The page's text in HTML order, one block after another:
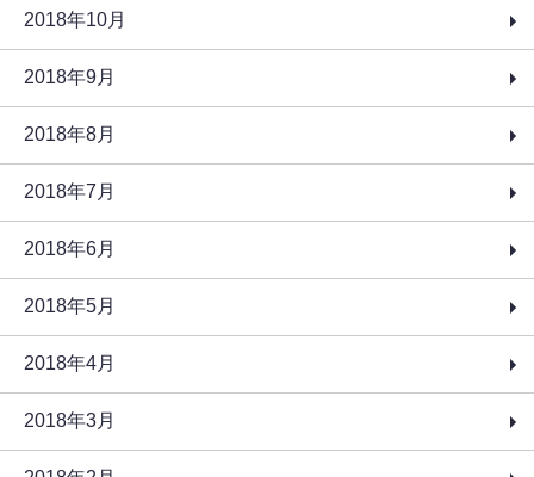
2018年10月
2018年9月
2018年8月
2018年7月
2018年6月
2018年5月
2018年4月
2018年3月